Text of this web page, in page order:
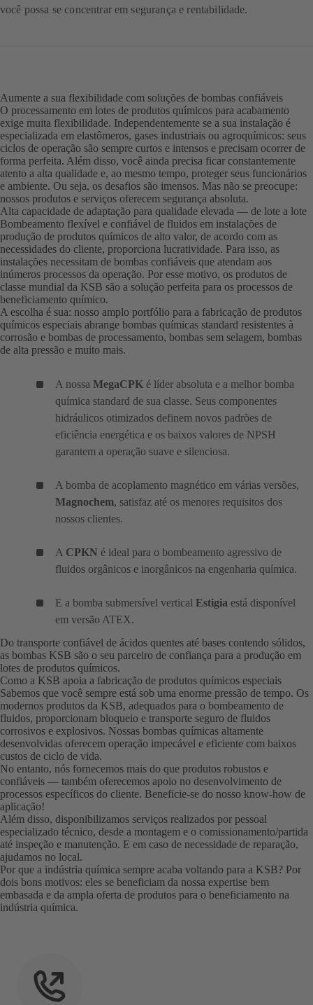
você possa se concentrar em segurança e rentabilidade.
Aumente a sua flexibilidade com soluções de bombas confiáveis
O processamento em lotes de produtos químicos para acabamento
exige muita flexibilidade. Independentemente se a sua instalação é
especializada em elastômeros, gases industriais ou agroquímicos: seus
ciclos de operação são sempre curtos e intensos e precisam ocorrer de
forma perfeita. Além disso, você ainda precisa ficar constantemente
atento a alta qualidade e, ao mesmo tempo, proteger seus funcionários
e ambiente. Ou seja, os desafios são imensos. Mas não se preocupe:
nossos produtos e serviços oferecem segurança absoluta.
Alta capacidade de adaptação para qualidade elevada — de lote a lote
Bombeamento flexível e confiável de fluidos em instalações de
produção de produtos químicos de alto valor, de acordo com as
necessidades do cliente, proporciona lucratividade. Para isso, as
instalações necessitam de bombas confiáveis que atendam aos
inúmeros processos da operação. Por esse motivo, os produtos de
classe mundial da KSB são a solução perfeita para os processos de
beneficiamento químico.
A escolha é sua: nosso amplo portfólio para a fabricação de produtos
químicos especiais abrange bombas químicas standard resistentes à
corrosão e bombas de processamento, bombas sem selagem, bombas
de alta pressão e muito mais.
A nossa MegaCPK é líder absoluta e a melhor bomba
química standard de sua classe. Seus componentes
hidráulicos otimizados definem novos padrões de
eficiência energética e os baixos valores de NPSH
garantem a operação suave e silenciosa.
A bomba de acoplamento magnético em várias versões,
Magnochem, satisfaz até os menores requisitos dos
nossos clientes.
A CPKN é ideal para o bombeamento agressivo de
fluidos orgânicos e inorgânicos na engenharia química.
E a bomba submersível vertical Estigia está disponível
em versão ATEX.
Do transporte confiável de ácidos quentes até bases contendo sólidos,
as bombas KSB são o seu parceiro de confiança para a produção em
lotes de produtos químicos.
Como a KSB apoia a fabricação de produtos químicos especiais
Sabemos que você sempre está sob uma enorme pressão de tempo. Os
modernos produtos da KSB, adequados para o bombeamento de
fluidos, proporcionam bloqueio e transporte seguro de fluidos
corrosivos e explosivos. Nossas bombas químicas altamente
desenvolvidas oferecem operação impecável e eficiente com baixos
custos de ciclo de vida.
No entanto, nós fornecemos mais do que produtos robustos e
confiáveis — também oferecemos apoio no desenvolvimento de
processos específicos do cliente. Beneficie-se do nosso know-how de
aplicação!
Além disso, disponibilizamos serviços realizados por pessoal
especializado técnico, desde a montagem e o comissionamento/partida
até inspeção e manutenção. E em caso de necessidade de reparação,
ajudamos no local.
Por que a indústria química sempre acaba voltando para a KSB? Por
dois bons motivos: eles se beneficiam da nossa expertise bem
embasada e da ampla oferta de produtos para o beneficiamento na
indústria química.